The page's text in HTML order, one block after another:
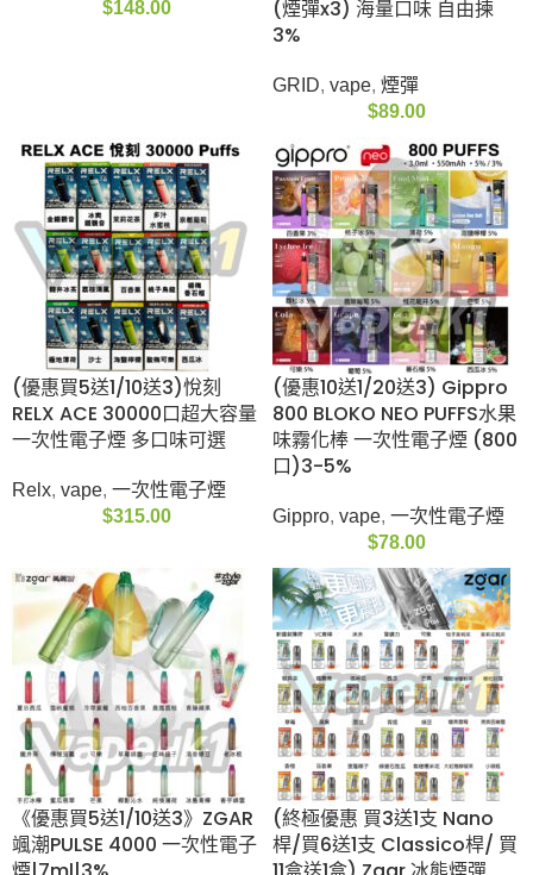
Quik 5000口 一次性電
QUIK , vape, 一次性電
子煙
$148.00
《全城最平優惠 買10送
1/20送3/30送8/15盒
再送1支1代桿》GRID
(Relx悅刻 MEGA VAPE
同廠) 《煙彈 1代》通用
(煙彈x3) 海量口味 自
由揀 3%
GRID, vape, 煙彈
$89.00
(優惠買5送1/10送3)悅
刻RELX ACE 30000口
超大容量 一次性電子煙
多口味可選
Relx, vape, 一次性電子
煙
$315.00
(優惠10送1/20送3)
Gippro 800 BLOKO
NEO PUFFS水果味霧化
棒 一次性電子煙 (800
口)3-5%
Gippro , vape , 一次性電
子煙
$78.00